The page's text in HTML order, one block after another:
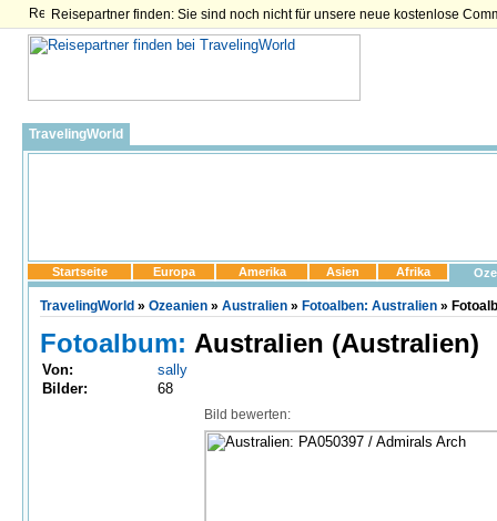
Reisepartner finden: Sie sind noch nicht für unsere neue kostenlose
TravelingWorld
Startseite Europa Amerika Asien Afrika
TravelingWorld » Ozeanien » Australien » Fotoalben: Australien »
Fotoalbum: Australien (Australien)
Von:
sally
Bilder:
68
Bild bewerten: